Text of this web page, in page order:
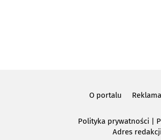
O portalu Reklama
Polityka prywatności |
Adres